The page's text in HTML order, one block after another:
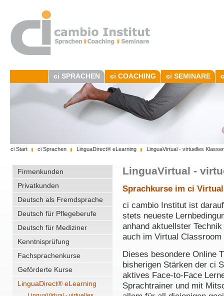
Firmenkunden
Privatkunden
Deutsch als Fremdsprache
Deutsch für Pflegeberufe
Deutsch für Mediziner
Kenntnisprüfung
Fachsprachenkurse
Geförderte Kurse
LinguaDirect® eLearning
LinguaVirtual -
Sprachkurse im ci
ci cambio Institut ist
stets neueste
anhand aktuellster
auch im Virtual Classroom
Dieses besondere Online
bisherigen Stärken der ci
aktives Face-to-Face
Sprachtrainer und mit
ci SPRACHEN ci COACHING ci SEMINARE
ci Start ci Sprachen LinguaDirect® eLearning LinguaVirtual - virtuelles